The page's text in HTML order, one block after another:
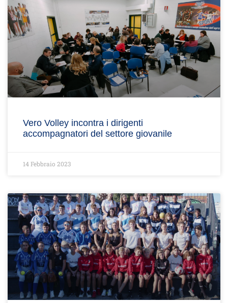
Vero Volley incontra i dirigenti
accompagnatori del settore giovanile
14 Febbraio 2023